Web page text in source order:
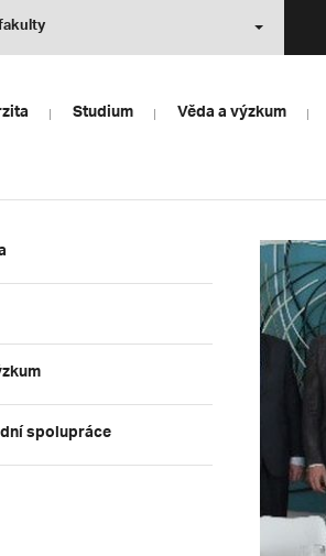
Studium Věda a výzkum
spolupráce